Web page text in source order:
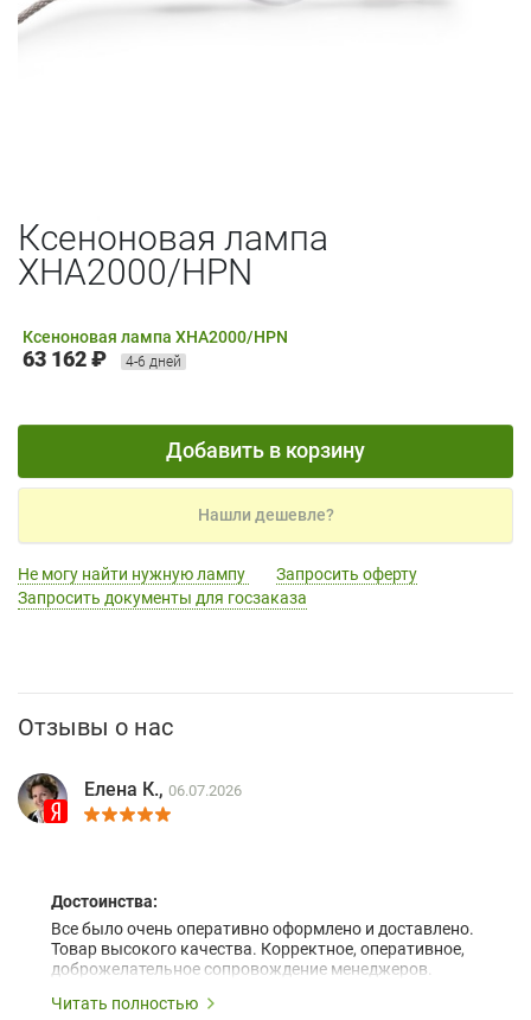
Ксеноновая лампа
XHA2000/HPN
Ксеноновая лампа XHA2000/HPN
63 162 ₽ 4-6 дней
Добавить в корзину
Нашли дешевле?
Не могу найти нужную лампу
Запросить оферту
Запросить документы для госзаказа
Отзывы о нас
Елена К., 06.07.2026
Достоинства:
Все было очень оперативно оформлено и доставлено.
Товар высокого качества. Корректное, оперативное,
доброжелательное сопровождение менеджеров.
Читать полностью